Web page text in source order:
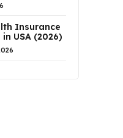
Insurance
USA (2026)